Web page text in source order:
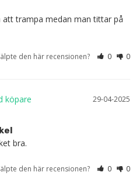
trampa medan man tittar på
den här recensionen? 0 0
29-04-2025
bra.
den här recensionen? 0 0